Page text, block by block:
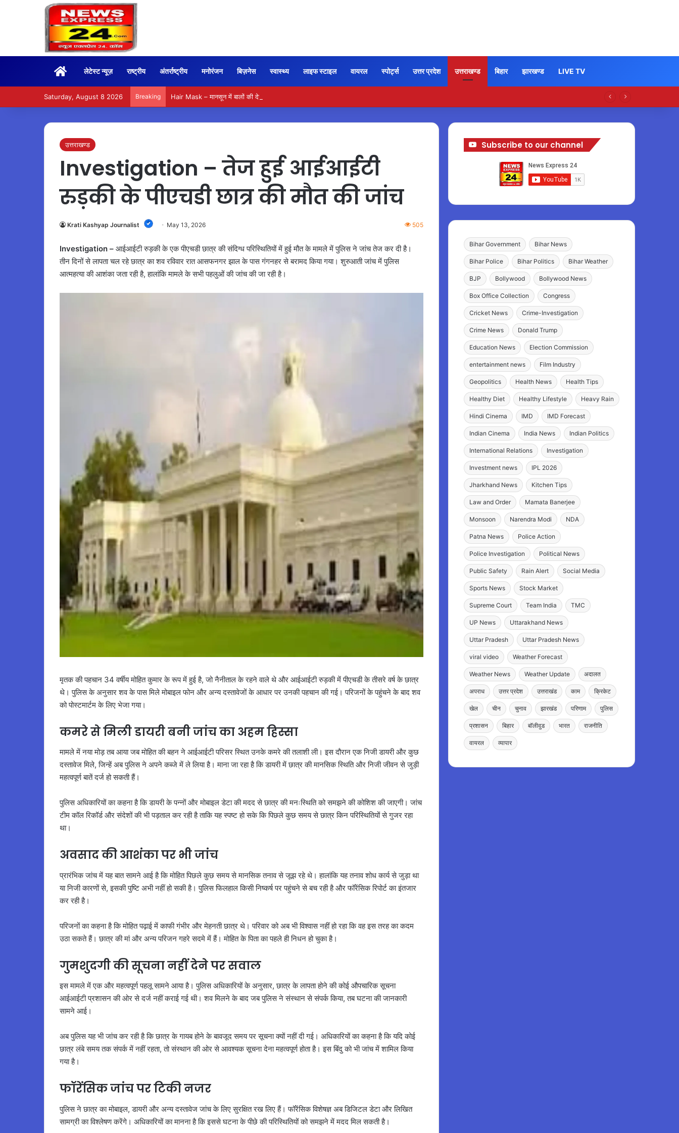
Homeलेटेस्ट न्यूज़ राष्ट्रीय अंतर्राष्ट्रीय मनोरंजन बिज़नेस स्वास्थ्य लाइफ स्टाइल वायरल स्पोर्ट्स उत्तर प्रदेश उत्तराखण्ड बिहार झारखण्ड LIVE TV
Saturday, August 8 2026 Breaking Hair Mask – मानसून में बालों की देखभाल के लिए आजमाएं अंडे का मास्क
उत्तराखण्ड
Investigation – तेज हुई आईआईटी
रुड़की के पीएचडी छात्र की मौत की जांच
Krati Kashyap Journalist May 13, 2026 505
Investigation – आईआईटी रुड़की के एक पीएचडी छात्र की संदिग्ध परिस्थितियों में हुई मौत के मामले में पुलिस ने जांच तेज कर दी है।
तीन दिनों से लापता चल रहे छात्र का शव रविवार रात आसफनगर झाल के पास गंगनहर से बरामद किया गया। शुरुआती जांच में पुलिस
आत्महत्या की आशंका जता रही है, हालांकि मामले के सभी पहलुओं की जांच की जा रही है।
मृतक की पहचान 34 वर्षीय मोहित कुमार के रूप में हुई है, जो नैनीताल के रहने वाले थे और आईआईटी रुड़की में पीएचडी के तीसरे वर्ष के छात्र
थे। पुलिस के अनुसार शव के पास मिले मोबाइल फोन और अन्य दस्तावेजों के आधार पर उनकी पहचान की गई। परिजनों के पहुंचने के बाद शव
को पोस्टमार्टम के लिए भेजा गया।
कमरे से मिली डायरी बनी जांच का अहम हिस्सा
मामले में नया मोड़ तब आया जब मोहित की बहन ने आईआईटी परिसर स्थित उनके कमरे की तलाशी ली। इस दौरान एक निजी डायरी और कुछ
दस्तावेज मिले, जिन्हें अब पुलिस ने अपने कब्जे में ले लिया है। माना जा रहा है कि डायरी में छात्र की मानसिक स्थिति और निजी जीवन से जुड़ी
महत्वपूर्ण बातें दर्ज हो सकती हैं।
पुलिस अधिकारियों का कहना है कि डायरी के पन्नों और मोबाइल डेटा की मदद से छात्र की मनःस्थिति को समझने की कोशिश की जाएगी। जांच
टीम कॉल रिकॉर्ड और संदेशों की भी पड़ताल कर रही है ताकि यह स्पष्ट हो सके कि पिछले कुछ समय से छात्र किन परिस्थितियों से गुजर रहा
था।
अवसाद की आशंका पर भी जांच
प्रारंभिक जांच में यह बात सामने आई है कि मोहित पिछले कुछ समय से मानसिक तनाव से जूझ रहे थे। हालांकि यह तनाव शोध कार्य से जुड़ा था
या निजी कारणों से, इसकी पुष्टि अभी नहीं हो सकी है। पुलिस फिलहाल किसी निष्कर्ष पर पहुंचने से बच रही है और फॉरेंसिक रिपोर्ट का इंतजार
कर रही है।
परिजनों का कहना है कि मोहित पढ़ाई में काफी गंभीर और मेहनती छात्र थे। परिवार को अब भी विश्वास नहीं हो रहा कि वह इस तरह का कदम
उठा सकते हैं। छात्र की मां और अन्य परिजन गहरे सदमे में हैं। मोहित के पिता का पहले ही निधन हो चुका है।
गुमशुदगी की सूचना नहीं देने पर सवाल
इस मामले में एक और महत्वपूर्ण पहलू सामने आया है। पुलिस अधिकारियों के अनुसार, छात्र के लापता होने की कोई औपचारिक सूचना
आईआईटी प्रशासन की ओर से दर्ज नहीं कराई गई थी। शव मिलने के बाद जब पुलिस ने संस्थान से संपर्क किया, तब घटना की जानकारी
सामने आई।
अब पुलिस यह भी जांच कर रही है कि छात्र के गायब होने के बावजूद समय पर सूचना क्यों नहीं दी गई। अधिकारियों का कहना है कि यदि कोई
छात्र लंबे समय तक संपर्क में नहीं रहता, तो संस्थान की ओर से आवश्यक सूचना देना महत्वपूर्ण होता है। इस बिंदु को भी जांच में शामिल किया
गया है।
फॉरेंसिक जांच पर टिकी नजर
पुलिस ने छात्र का मोबाइल, डायरी और अन्य दस्तावेज जांच के लिए सुरक्षित रख लिए हैं। फॉरेंसिक विशेषज्ञ अब डिजिटल डेटा और लिखित
सामग्री का विश्लेषण करेंगे। अधिकारियों का मानना है कि इससे घटना के पीछे की परिस्थितियों को समझने में मदद मिल सकती है।
Subscribe to our channel
Bihar Government Bihar News
Bihar Police Bihar Politics Bihar Weather
BJP Bollywood Bollywood News
Box Office Collection Congress
Cricket News Crime-Investigation
Crime News Donald Trump
Education News Election Commission
entertainment news Film Industry
Geopolitics Health News Health Tips
Healthy Diet Healthy Lifestyle Heavy Rain
Hindi Cinema IMD IMD Forecast
Indian Cinema India News Indian Politics
International Relations Investigation
Investment news IPL 2026
Jharkhand News Kitchen Tips
Law and Order Mamata Banerjee
Monsoon Narendra Modi NDA
Patna News Police Action
Police Investigation Political News
Public Safety Rain Alert Social Media
Sports News Stock Market
Supreme Court Team India TMC
UP News Uttarakhand News
Uttar Pradesh Uttar Pradesh News
viral video Weather Forecast
Weather News Weather Update अदालत
अपराध उत्तर प्रदेश उत्तराखंड काम क्रिकेट
खेल चीन चुनाव झारखंड परिणाम पुलिस
प्रशासन बिहार बॉलीवुड भारत राजनीति
वायरल व्यापार